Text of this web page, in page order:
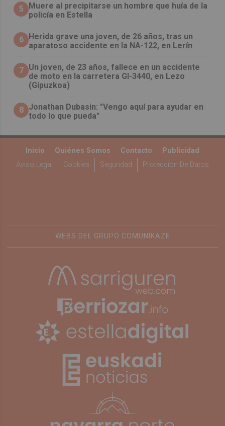
5
Muere al precipitarse un hombre que huía de la
policía en Estella
6 Herida grave una joven, de 26 años, tras un
aparatoso accidente en la NA-122, en Lerín
7 Un joven, de 23 años, fallece en un accidente
de moto en la carretera GI-3440, en Lezo
(Gipuzkoa)
8 Jonathan Dubasin: "Vengo aquí para ayudar en
todo lo que pueda"
Inicio Quiénes Somos Contacto
Publicidad
Aviso Legal
Cookies Seguridad Protección De Datos
WEBS DEL GRUPO COMUNIKAZE